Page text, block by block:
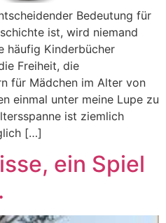
Bedeutung für
ist, wird niemand
häufig Kinderbücher
Freiheit, die
für Mädchen im Alter von
einmal unter meine Lupe zu
ist ziemlich
[…]
ein Spiel